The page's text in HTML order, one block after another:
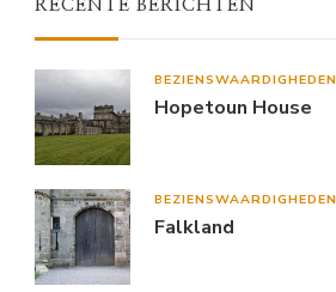
RECENTE BERICHTEN
BEZIENSWAARDIGHEDEN
Hopetoun House
BEZIENSWAARDIGHEDEN
Falkland